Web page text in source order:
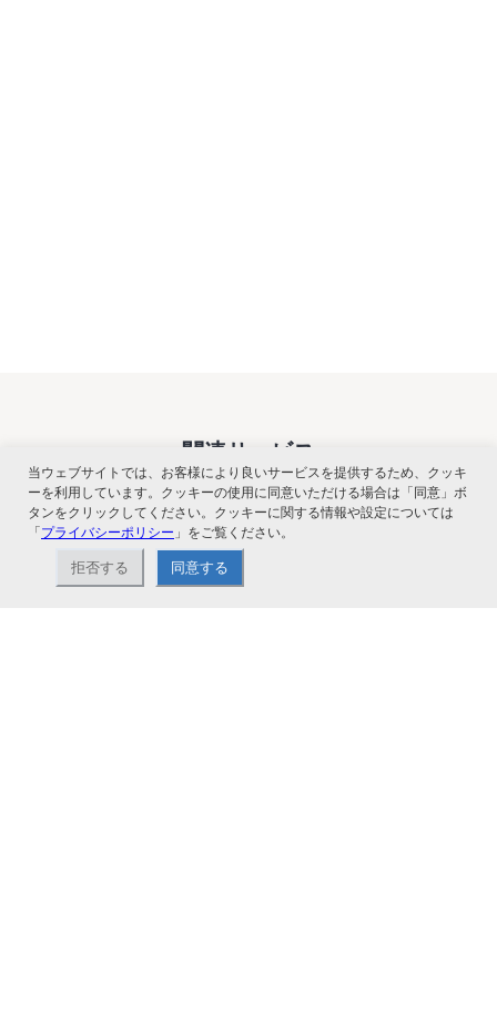
関連サービス
当ウェブサイトでは、お客様により良いサービスを提供するため、クッキ
ーを利用しています。クッキーの使用に同意いただける場合は「同意」ボ
タンをクリックしてください。クッキーに関する情報や設定については
「プライバシーポリシー 」をご覧ください。
拒否する 同意する